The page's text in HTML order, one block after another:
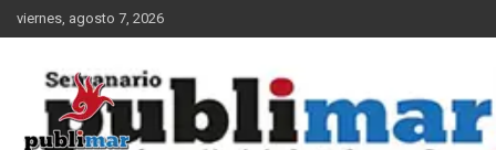
Saltar
al
viernes, agosto 7, 2026